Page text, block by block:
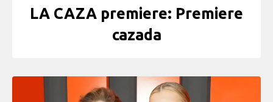
LA CAZA premiere: Premiere
cazada